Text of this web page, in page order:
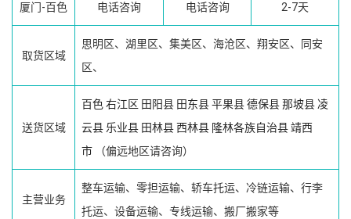
厦门-百色 电话咨询 电话咨询 2-7天
取货区域
思明区、湖里区、集美区、海沧区、翔安区、同安
区、
送货区域
百色右江区 田阳县 田东县平果县德保县那坡县 凌
云县 乐业县 田林县西林县 隆林各族自治县靖西
市 （偏远地区请咨询）
主营业务
整车运输、零担运输、轿车托运、冷链运输、行李
托运、设备运输、专线运输、搬厂搬家等